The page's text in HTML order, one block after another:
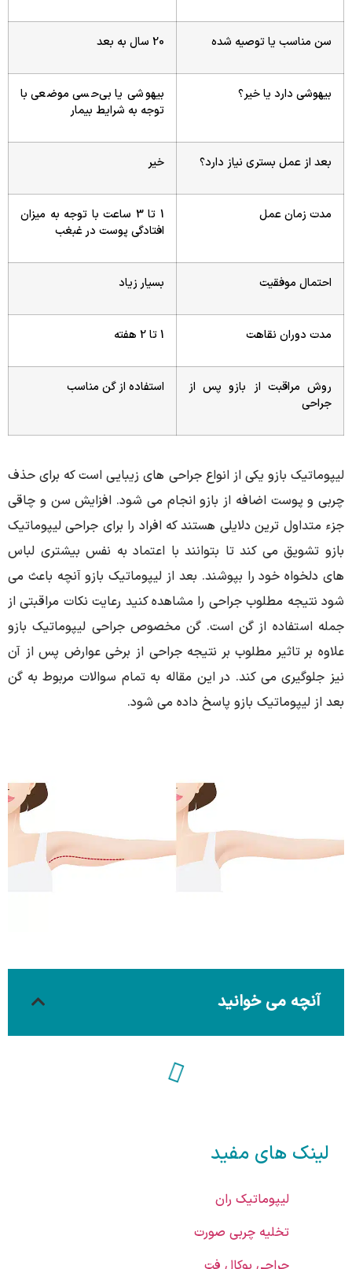
سن مناسب یا توصیه شده 20 سال به بعد
بیهوشی دارد یا خیر؟
بیهوشی یا بی‌حسی موضعی با
توجه به شرایط بیمار
بعد از عمل بستری نیاز دارد؟ خیر
مدت زمان عمل
1 تا 3 ساعت با توجه به میزان
افتادگی پوست در غبغب
احتمال موفقیت بسیار زیاد
مدت دوران نقاهت 1 تا 2 هفته
روش مراقبت از بازو پس از
جراحی
استفاده از گن مناسب
لیپوماتیک بازو یکی از انواع جراحی های زیبایی است که برای حذف
چربی و پوست اضافه از بازو انجام می شود. افزایش سن و چاقی
جزء متداول ترین دلایلی هستند که افراد را برای جراحی لیپوماتیک
بازو تشویق می کند تا بتوانند با اعتماد به نفس بیشتری لباس
های دلخواه خود را بپوشند. بعد از لیپوماتیک بازو آنچه باعث می
شود نتیجه مطلوب جراحی را مشاهده کنید رعایت نکات مراقبتی از
جمله استفاده از گن است. گن مخصوص جراحی لیپوماتیک بازو
علاوه بر تاثیر مطلوب بر نتیجه جراحی از برخی عوارض پس از آن
نیز جلوگیری می کند. در این مقاله به تمام سوالات مربوط به گن
بعد از لیپوماتیک بازو پاسخ داده می شود.
آنچه می خوانید
لینک های مفید
لیپوماتیک ران
تخلیه چربی صورت